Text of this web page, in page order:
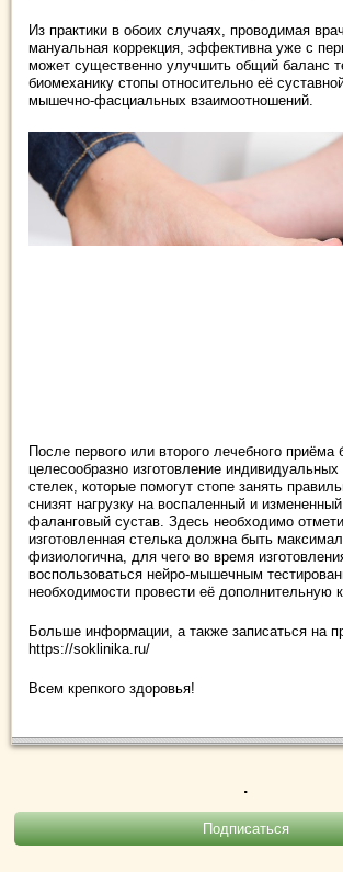
Из практики в обоих случаях, проводимая
мануальная коррекция, эффективна уже с
может существенно улучшить общий баланс
биомеханику стопы относительно её
мышечно-фасциальных взаимоотношений.
После первого или второго лечебного приёма
целесообразно изготовление индивидуальных
стелек, которые помогут стопе занять
снизят нагрузку на воспаленный и
фаланговый сустав. Здесь необходимо
изготовленная стелька должна быть
физиологична, для чего во время
воспользоваться нейро-мышечным
необходимости провести её дополнительную
Больше информации, а также записаться на
https://soklinika.ru/
Всем крепкого здоровья!
.